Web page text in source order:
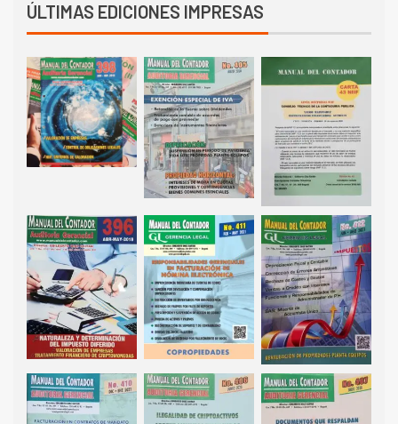
ÚLTIMAS EDICIONES IMPRESAS